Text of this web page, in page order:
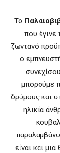
Το
που έγινε
ζωντανό
ο
μπορούμε
δρόμους και
ηλικία
είναι και